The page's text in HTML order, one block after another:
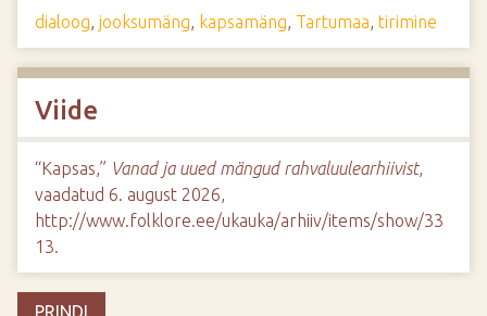
dialoog, jooksumäng, kapsamäng, Tartumaa, tirimine
Viide
“Kapsas,” Vanad ja uued mängud rahvaluulearhiivist,
vaadatud 6. august 2026,
http://www.folklore.ee/ukauka/arhiiv/items/show/33
13.
PRINDI